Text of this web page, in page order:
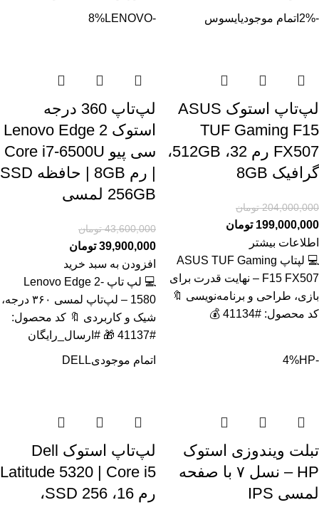
-2% اتمام موجودیایسوس
لپ‌تاپ استوک ASUS
TUF Gaming F15
FX507 رم 32، 512GB،
گرافیک 8GB
204,000,000 تومان
199,000,000 تومان
اطلاعات بیشتر
💻 لپتاپ ASUS TUF Gaming
F15 FX507 – نهایت قدرت برای
بازی، طراحی و برنامه‌نویسی 🔖
کد محصول: #41134 💰
-8%
LENOVO
لپ‌تاپ 360 درجه
استوک Lenovo Edge 2
سی پیو Core i7-6500U
| رم 8GB | حافظه SSD
256GB لمسی
43,600,000 تومان
39,900,000 تومان
افزودن به سبد خرید
💻 لپ تاپ Lenovo Edge 2-
1580 – لپ‌تاپ لمسی ۳۶۰ درجه،
شیک و کاربردی 🔖 کد محصول:
#41137 🎁 #ارسال_رایگان
-4%
HP
تبلت ویندوزی استوک
HP – نسل ۷ با صفحه
لمسی IPS
اتمام موجودیDELL
لپ‌تاپ استوک Dell
Latitude 5320 | Core i5
رم 16، SSD 256،